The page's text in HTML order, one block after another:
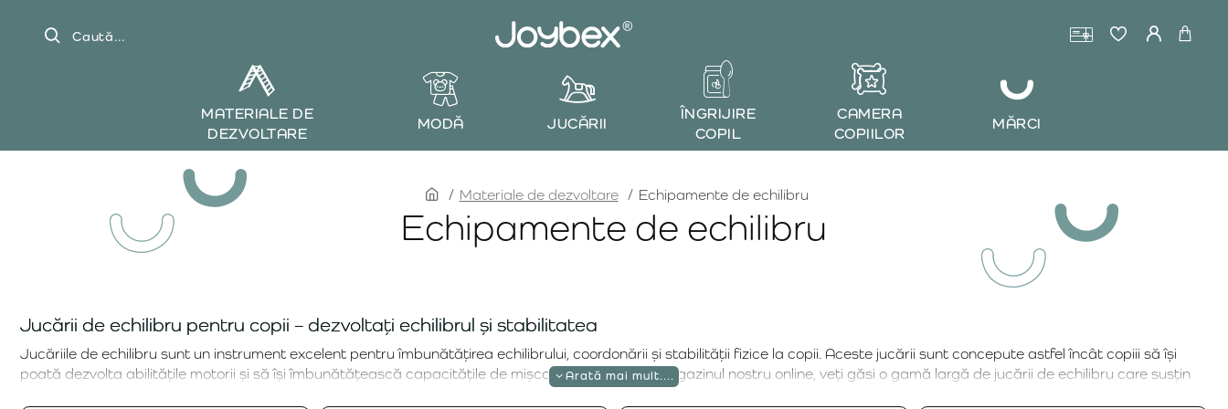
Caută...
MATERIALE DE
DEZVOLTARE
MODĂ JUCĂRII
ÎNGRIJIRE
COPIL
CAMERA
COPIILOR
MĂRCI
Echipamente de echilibru
homeMateriale de dezvoltare Echipamente de echilibru
Jucării de echilibru pentru copii – dezvoltați echilibrul și stabilitatea
Jucăriile de echilibru sunt un instrument excelent pentru îmbunătățirea echilibrului, coordonării și stabilității fizice la copii. Aceste jucării sunt concepute astfel încât copiii să își
poată dezvolta abilitățile motorii și să își îmbunătățească capacitățile de mișcare prin joacă. În magazinul nostru online, veți găsi o gamă largă de jucării de echilibru care susțin